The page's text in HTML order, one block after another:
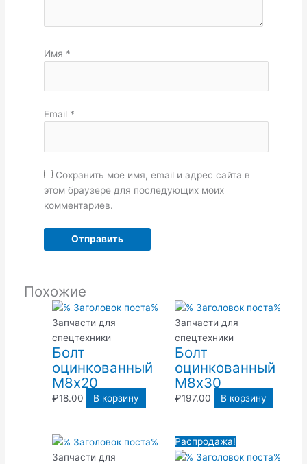
Имя *
Email *
Сохранить моё имя, email и адрес сайта в
этом браузере для последующих моих
комментариев.
Похожие
Запчасти для
спецтехники
Болт
оцинкованный
М8х20
₽18.00 В корзину
Запчасти для
спецтехники
Болт
оцинкованный
М8х30
₽197.00 В корзину
Запчасти для
Распродажа!Первоначальная
цена
цена: